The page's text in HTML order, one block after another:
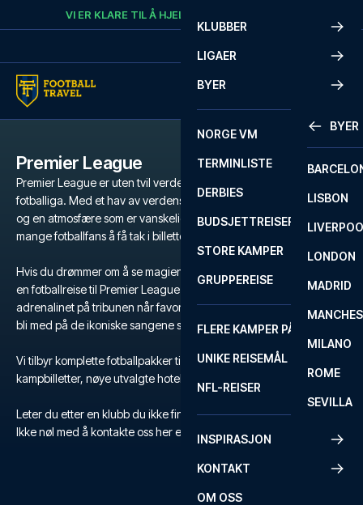
Skip to contentVI ER KLARE TIL Å HJELPE
KLUBBER
LIGAER
BYER
BYER
LISBON
LONDON
MADRID
MILANO
ROME
SEVILLA
NORGE VM
TERMINLISTE
DERBIES
BUDSJETTREISER
STORE KAMPER
GRUPPEREISE
FLERE KAMPER PÅ ÉN REISE
UNIKE REISEMÅL
NFL-REISER
INSPIRASJON
KONTAKT
OM OSS
Premier League
Premier League er uten tvil verdens mest populære og intense
fotballiga. Med et hav av verdensstjerner, legendariske klubber
og en atmosfære som er vanskelig å matche, er det en drøm for
mange fotballfans å få tak i billetter til Premier League.
Hvis du drømmer om å se magien utfolde seg på gressmatta, er
en fotballreise til Premier League den ultimate opplevelsen. Kjenn
adrenalinet på tribunen når favorittlaget ditt kjemper for seier, og
bli med på de ikoniske sangene som runger gjennom stadion.
Vi tilbyr komplette fotballpakker til Premier League med
kampbilletter, nøye utvalgte hoteller og flyreise.
Leter du etter en klubb du ikke finner?
Ikke nøl med å kontakte oss her eller på +47 73 02 20 22